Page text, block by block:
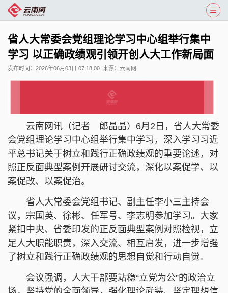
省人大常委会党组理论学习中心组举行集中
学习 以正确政绩观引领开创人大工作新局面
发布时间： 2026年06月03日 07:18:00 来源： 云南网
云南网讯（记者 郎晶晶）6月2日，省人大常委
会党组理论学习中心组举行集中学习，深入学习习近
平总书记关于树立和践行正确政绩观的重要论述，对
照正反面典型案例开展研讨交流，深化以案促学、以
案促改、以案促治。
省人大常委会党组书记、副主任李小三主持会
议，宗国英、徐彬、任军号、李志明参加学习。大家
紧扣中央、省委印发的正反面典型案例对照检视，立
足人大职能职责，深入交流、相互启发，进一步增强
了树立和践行正确政绩观的思想自觉和行动自觉。
会议强调，人大干部要站稳“立党为公”的政治立